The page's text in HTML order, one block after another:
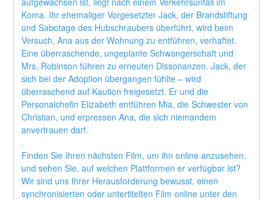
Koma. Ihr ehemaliger Vorgesetzter Jack, der Brandstiftung
und Sabotage des Hubschraubers überführt, wird beim
Versuch, Ana aus der Wohnung zu entführen, verhaftet.
Eine überraschende, ungeplante Schwangerschaft und
Mrs. Robinson führen zu erneuten Dissonanzen. Jack, der
sich bei der Adoption übergangen fühlte – wird
überraschend auf Kaution freigesetzt. Er und die
Personalchefin Elizabeth entführen Mia, die Schwester von
Christian, und erpressen Ana, die sich niemandem
anvertrauen darf.
.
Finden Sie Ihren nächsten Film, um ihn online anzusehen,
und sehen Sie, auf welchen Plattformen er verfügbar ist?
Wir sind uns Ihrer Herausforderung bewusst, einen
synchronisierten oder untertitelten Film online unter den